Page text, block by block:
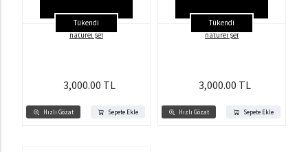
Tükendi
Hızlı Gözat Sepete Ekle
natürel şef
3,000.00 TL
Tükendi
Hızlı Gözat Sepete Ekle
natürel şef
3,000.00 TL